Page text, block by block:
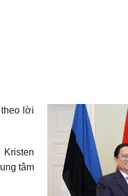
lời
tâm